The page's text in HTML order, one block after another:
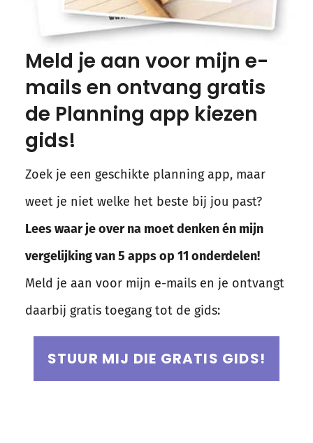
Meld je aan voor mijn e-
mails en ontvang gratis
de Planning app kiezen
gids!
Zoek je een geschikte planning app, maar
weet je niet welke het beste bij jou past?
Lees waar je over na moet denken én mijn
vergelijking van 5 apps op 11 onderdelen!
Meld je aan voor mijn e-mails en je ontvangt
daarbij gratis toegang tot de gids:
STUUR MIJ DIE GRATIS GIDS!